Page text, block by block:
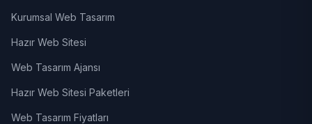
Kurumsal Web Tasarım
Hazır Web Sitesi
Web Tasarım Ajansı
Hazır Web Sitesi Paketleri
Web Tasarım Fiyatları